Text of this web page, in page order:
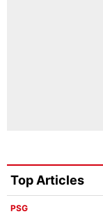
Top Articles
PSG